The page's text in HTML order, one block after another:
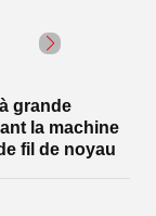
grande
la machine
fil de noyau